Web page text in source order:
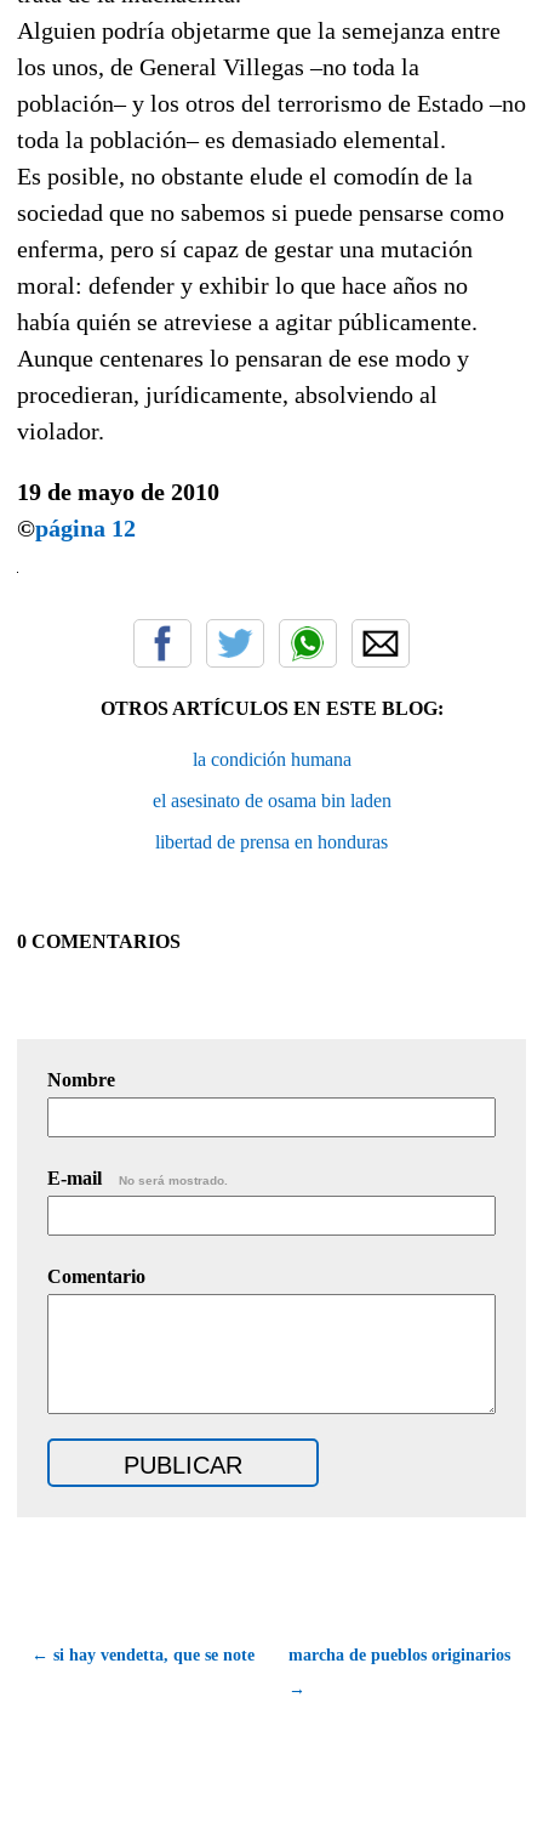
Alguien podría objetarme que la semejanza entre
los unos, de General Villegas –no toda la
población– y los otros del terrorismo de Estado –no
toda la población– es demasiado elemental.
Es posible, no obstante elude el comodín de la
sociedad que no sabemos si puede pensarse como
enferma, pero sí capaz de gestar una mutación
moral: defender y exhibir lo que hace años no
había quién se atreviese a agitar públicamente.
Aunque centenares lo pensaran de ese modo y
procedieran, jurídicamente, absolviendo al
violador.
19 de mayo de 2010
©página 12
OTROS ARTÍCULOS EN ESTE BLOG:
la condición humana
el asesinato de osama bin laden
libertad de prensa en honduras
0 COMENTARIOS
Nombre
E-mail No será mostrado.
Comentario
← si hay vendetta, que se note
marcha de pueblos originarios
→